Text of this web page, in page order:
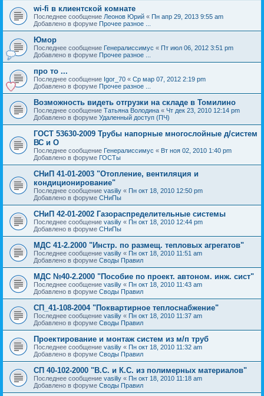
wi-fi в клиентской комнате
Последнее сообщение Леонов Юрий « Пн апр 29, 2013 9:55 am
Добавлено в форуме Прочее разное ...
Юмор
Последнее сообщение Генералиссимус « Пт июл 06, 2012 3:51 pm
Добавлено в форуме Прочее разное ...
про то ...
Последнее сообщение Igor_70 « Ср мар 07, 2012 2:19 pm
Добавлено в форуме Прочее разное ...
Возможность видеть отгрузки на складе в Томилино
Последнее сообщение Татьяна Володина « Чт дек 23, 2010 12:14 pm
Добавлено в форуме Удаленный доступ (ПЧ)
ГОСТ 53630-2009 Трубы напорные многослойные д/систем
ВС и О
Последнее сообщение Генералиссимус « Вт ноя 02, 2010 1:40 pm
Добавлено в форуме ГОСТы
СНиП 41-01-2003 "Отопление, вентиляция и
кондиционирование"
Последнее сообщение vasiliy « Пн окт 18, 2010 12:50 pm
Добавлено в форуме СНиПы
СНиП 42-01-2002 Газораспределительные системы
Последнее сообщение vasiliy « Пн окт 18, 2010 12:44 pm
Добавлено в форуме СНиПы
МДС 41-2.2000 "Инстр. по размещ. тепловых агрегатов"
Последнее сообщение vasiliy « Пн окт 18, 2010 11:51 am
Добавлено в форуме Своды Правил
МДС №40-2.2000 "Пособие по проект. автоном. инж. сист"
Последнее сообщение vasiliy « Пн окт 18, 2010 11:43 am
Добавлено в форуме Своды Правил
СП_41-108-2004 "Поквартирное теплоснабжение"
Последнее сообщение vasiliy « Пн окт 18, 2010 11:37 am
Добавлено в форуме Своды Правил
Проектирование и монтаж систем из м/п труб
Последнее сообщение vasiliy « Пн окт 18, 2010 11:32 am
Добавлено в форуме Своды Правил
СП 40-102-2000 "В.С. и К.С. из полимерных материалов"
Последнее сообщение vasiliy « Пн окт 18, 2010 11:18 am
Добавлено в форуме Своды Правил